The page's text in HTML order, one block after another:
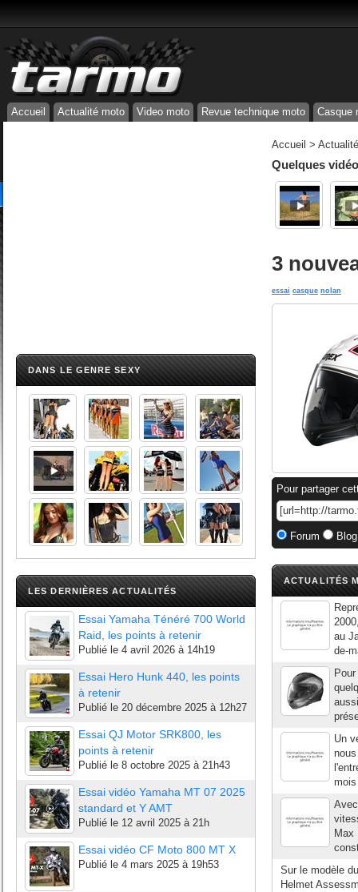
Accueil Actualité moto Video moto Revue technique moto Casque
DANS LE GENRE SEXY
LES DERNIÈRES ACTUALITÉS
Essai Yamaha Ténéré 700 World
Raid, les points à retenir
Publié le 4 avril 2026 à 14h19
Essai Hero Hunk 440, les points
à retenir
Publié le 20 décembre 2025 à 12h27
Essai QJ Motor SRK800, les
points à retenir
Publié le 8 octobre 2025 à 21h43
Essai vidéo Yamaha MT 07 2025
standard et Y AMT
Publié le 12 avril 2025 à 21h
Essai vidéo CF Moto 800 MT X
Publié le 4 mars 2025 à 19h53
Accueil >
Quelques
3
essai casque nolan
Pour partager
Forum
ACTUALITÉS
au
de-
Un
Max
Sur le modèle
Helmet